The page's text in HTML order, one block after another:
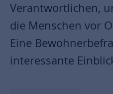
Verantwortlichen,
die Menschen vor
Eine
interessante